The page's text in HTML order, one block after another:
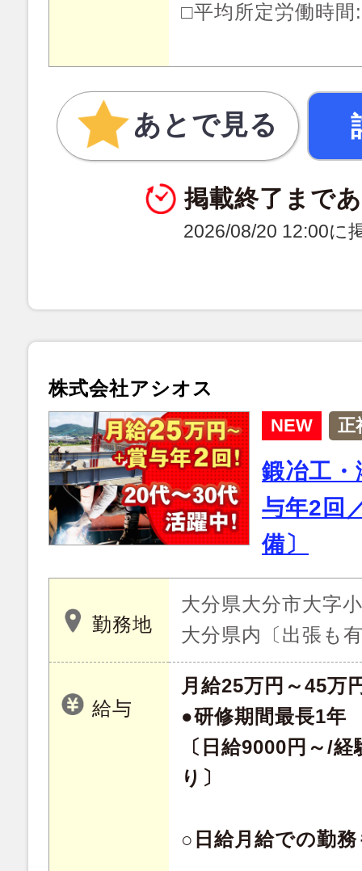
□平均所定労働時
あとで見る
掲載終了まで
2026/08/20 12:00に
株式会社アシオス
NEW 正
鍛冶工
与年2回
備〕
勤務地
大分県大分市大字
大分県内〔出張も
給与
月給25万円～45万
●研修期間最長1年
〔日給9000円～/
り〕
○日給月給での勤